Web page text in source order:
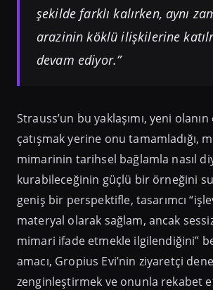
şekilde farklı kalırken, aynı
arazinin köklü ilişkilerine
devam ediyor.”
Strauss’un bu yaklaşımı, yeni
çatışmak yerine onu tamamladığı,
mimarinin tarihsel bağlamla nasıl
kurabileceğinin güçlü bir örneğini
geniş bir perspektifle, tasarımcı
materyal olarak sağlam, ancak
mimari ifade etmekle ilgilendiğini”
amacı, Gropius Evi’nin ziyaretçi
zenginleştirmek ve onunla rekabet